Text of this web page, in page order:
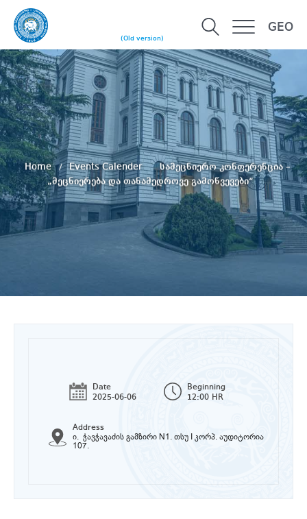
(Old version)
GEO
Home Events Calender
სამეცნიერო კონფერენცია –
„მეცნიერება და თანამედროვე გამოწვევები“
Date
2025-06-06
Beginning
12:00 HR
Address
ი. ჭავჭავაძის გამზირი N1. თსუ I კორპ. აუდიტორია
107.